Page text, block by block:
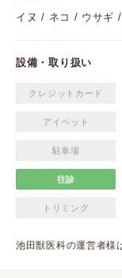
イヌ / ネコ / ウサギ
設備・取り扱い
クレジットカード
アイペット
駐車場
往診
トリミング
池田獣医科の運営者様